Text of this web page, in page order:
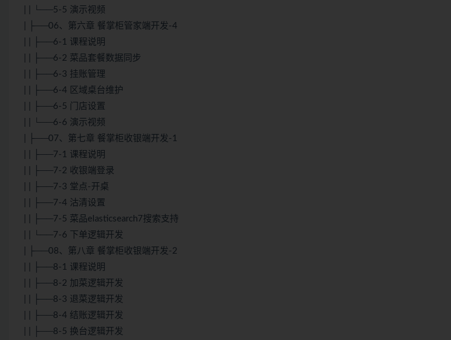
| | └──5-5 演示视频
| ├──06、第六章 餐掌柜管家端开发-4
| | ├──6-1 课程说明
| | ├──6-2 菜品套餐数据同步
| | ├──6-3 挂账管理
| | ├──6-4 区域桌台维护
| | ├──6-5 门店设置
| | └──6-6 演示视频
| ├──07、第七章 餐掌柜收银端开发-1
| | ├──7-1 课程说明
| | ├──7-2 收银端登录
| | ├──7-3 堂点-开桌
| | ├──7-4 沽清设置
| | ├──7-5 菜品elasticsearch7搜索支持
| | └──7-6 下单逻辑开发
| ├──08、第八章 餐掌柜收银端开发-2
| | ├──8-1 课程说明
| | ├──8-2 加菜逻辑开发
| | ├──8-3 退菜逻辑开发
| | ├──8-4 结账逻辑开发
| | ├──8-5 换台逻辑开发